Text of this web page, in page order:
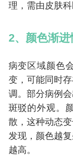
理，需由皮肤
2、颜色渐进
病变区域颜色
变，可能同时
调。部分病例
斑驳的外观。
散，这种动态
发现，颜色越
越高。